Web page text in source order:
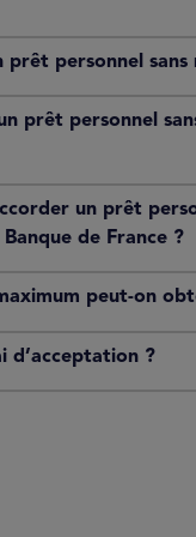
prêt personnel sans
prêt personnel
un prêt
de France ?
peut-on
d’acceptation ?